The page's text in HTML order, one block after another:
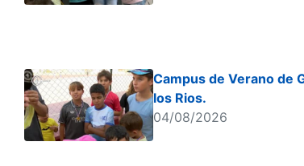
Campus de Verano de
los Rios.
04/08/2026